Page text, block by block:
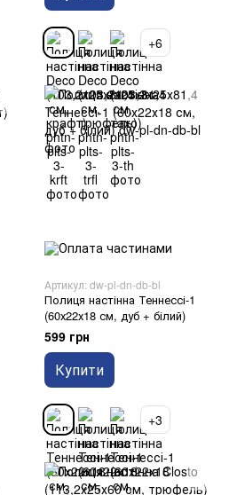
+6
Артикул: dw-pl-dn-db-bl
Полиця настінна Теннессі-1
(60х22х18 см, дуб + білий)
599 грн
Купити
+3